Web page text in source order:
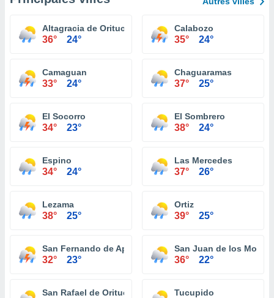
Altagracia de Orituco
36° 24°
Calabozo
35° 24°
Camaguan
33° 24°
Chaguaramas
37° 25°
El Socorro
34° 23°
El Sombrero
38° 24°
Espino
34° 24°
Las Mercedes
37° 26°
Lezama
38° 25°
Ortiz
39° 25°
San Fernando de Apure
32° 23°
San Juan de los Morros
36° 22°
San Rafael de Orituco Tucupido